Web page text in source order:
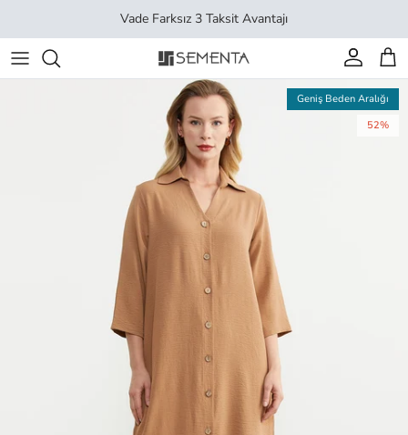
Vade Farksız 3 Taksit Avantajı
Hesap
Geniş Beden Aralığı
52%